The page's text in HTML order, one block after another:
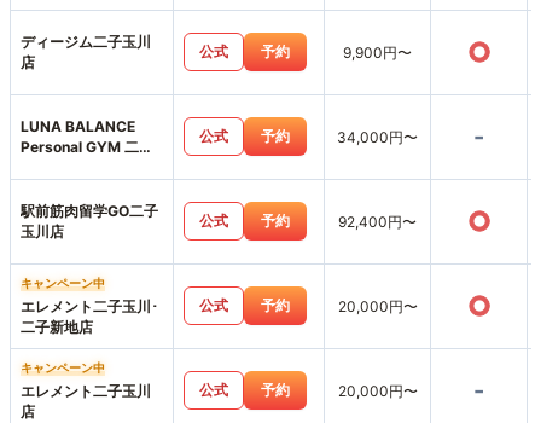
ディージム二子玉川
店
公式 予約 9,900円〜 ○
LUNA BALANCE
Personal GYM 二子
公式 予約 34,000円〜 -
駅前筋肉留学GO二子
玉川店
公式 予約 92,400円〜 ○
キャンペーン中
エレメント二子玉川･
二子新地店
公式 予約 20,000円〜 ○
キャンペーン中
エレメント二子玉川
店
公式 予約 20,000円〜 -